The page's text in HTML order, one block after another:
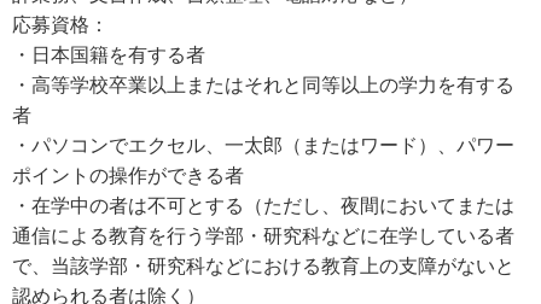
応募資格：
・日本国籍を有する者
・高等学校卒業以上またはそれと同等以上の学力を有する
者
・パソコンでエクセル、一太郎（またはワード）、パワー
ポイントの操作ができる者
・在学中の者は不可とする（ただし、夜間においてまたは
通信による教育を行う学部・研究科などに在学している者
で、当該学部・研究科などにおける教育上の支障がないと
認められる者は除く）